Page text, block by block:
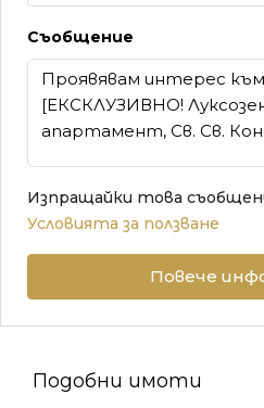
Съобщение
Изпращайки това
Условията за ползване
Повече
Подобни имоти